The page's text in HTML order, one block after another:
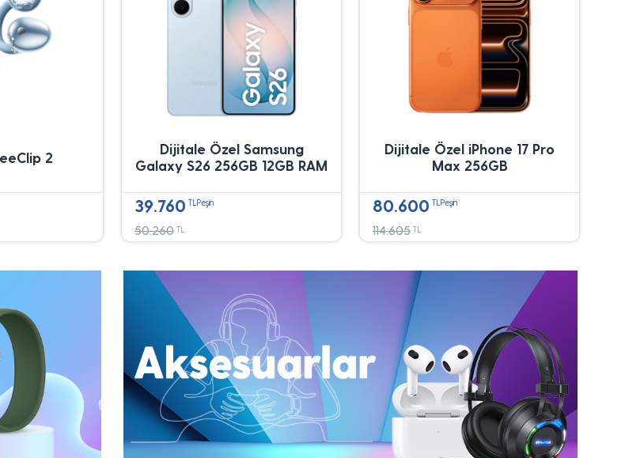
2
Dijitale Özel Samsung
Galaxy S26 256GB 12GB RAM
39.760 TLPeşin
50.260 TL
Dijitale Özel iPhone 17 Pro
Max 256GB
80.600 TLPeşin
114.605 TL